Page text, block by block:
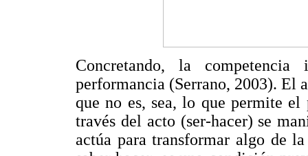
Concretando, la
performancia (Serrano, 2003). El
que no es, sea, lo que permite
través del acto (ser-hacer) se
actúa para transformar algo de